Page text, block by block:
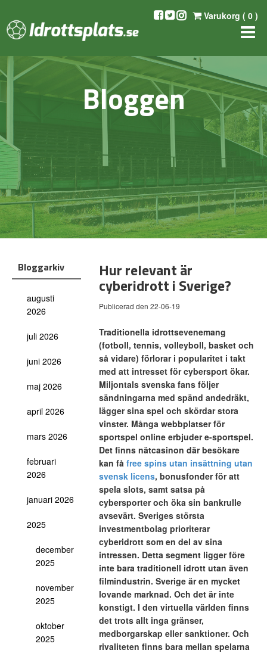
Varukorg ( 0 )
Bloggen
Bloggarkiv
augusti
2026
juli 2026
juni 2026
maj 2026
april 2026
mars 2026
februari
2026
januari 2026
2025
december
2025
november
2025
oktober
2025
Hur relevant är
cyberidrott i Sverige?
Publicerad den 22-06-19
Traditionella idrottsevenemang
(fotboll, tennis, volleyboll, basket och
så vidare) förlorar i popularitet i takt
med att intresset för cybersport ökar.
Miljontals svenska fans följer
sändningarna med spänd andedräkt,
lägger sina spel och skördar stora
vinster. Många webbplatser för
sportspel online erbjuder e-sportspel.
Det finns nätcasinon där besökare
kan få free spins utan insättning utan
svensk licens, bonusfonder för att
spela slots, samt satsa på
cybersporter och öka sin bankrulle
avsevärt. Sveriges största
investmentbolag prioriterar
cyberidrott som en del av sina
intressen. Detta segment ligger före
inte bara traditionell idrott utan även
filmindustrin. Sverige är en mycket
lovande marknad. Och det är inte
konstigt. I den virtuella världen finns
det trots allt inga gränser,
medborgarskap eller sanktioner. Och
rivaliteten finns bara mellan spelarna